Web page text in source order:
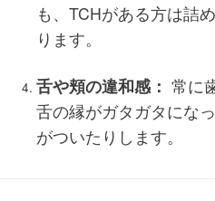
も、TCHがある方は詰
ります。
舌や頬の違和感： 常に
舌の縁がガタガタにな
がついたりします。